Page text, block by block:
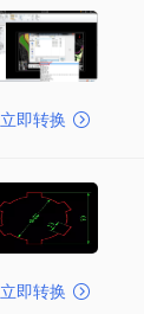
立即转换
立即转换